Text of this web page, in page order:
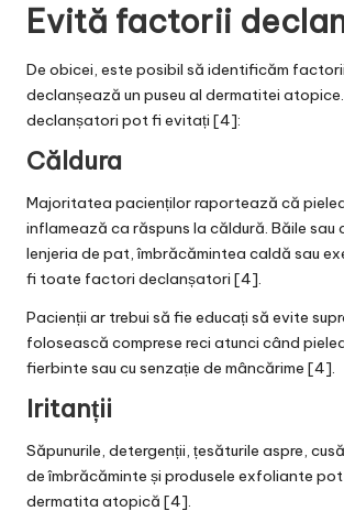
Evită factorii
De obicei, este posibil să identificăm
declanșează un puseu al dermatitei
declanșatori pot fi evitați [4]:
Căldura
Majoritatea pacienților raportează că
inflamează ca răspuns la căldură. Băile sau
lenjeria de pat, îmbrăcămintea caldă sau
fi toate factori declanșatori [4].
Pacienții ar trebui să fie educați să evite
folosească comprese reci atunci când
fierbinte sau cu senzație de mâncărime [4].
Iritanții
Săpunurile, detergenții, țesăturile aspre,
de îmbrăcăminte și produsele exfoliante
dermatita atopică [4].